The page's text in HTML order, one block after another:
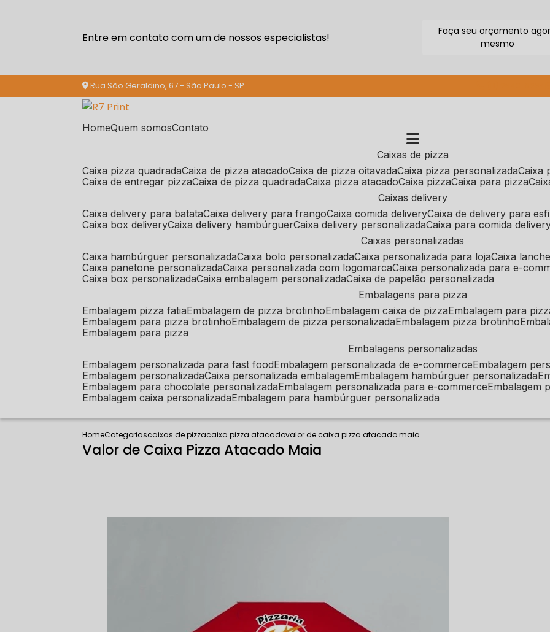
Entre em contato com um de nossos especialistas!
Faça seu orçamento
mesmo
Rua São Geraldino, 67 - São Paulo - SP
Home Quem somos Contato
caixas de pizza
caixa pizza quadrada caixa de pizza atacado caixa de pizza oitavada caixa pizza personalizada
caixa de entregar pizza caixa de pizza quadrada caixa pizza atacado caixa pizza caixa para pizza
caixas delivery
caixa delivery para batata caixa delivery para frango caixa comida delivery caixa de delivery para
caixa box delivery caixa delivery hambúrguer caixa delivery personalizada caixa para comida
caixas personalizadas
caixa hambúrguer personalizada caixa bolo personalizada caixa personalizada para loja caixa
caixa panetone personalizada caixa personalizada com logomarca caixa personalizada para e-
caixa box personalizada caixa embalagem personalizada caixa de papelão personalizada
embalagens para pizza
embalagem pizza fatia embalagem de pizza brotinho embalagem caixa de pizza embalagem para
embalagem para pizza brotinho embalagem de pizza personalizada embalagem pizza brotinho
embalagem para pizza
embalagens personalizadas
embalagem personalizada para fast food embalagem personalizada de e-commerce embalagem
embalagem personalizada caixa personalizada embalagem embalagem hambúrguer personalizada
embalagem para chocolate personalizada embalagem personalizada para e-commerce embalagem
embalagem caixa personalizada embalagem para hambúrguer personalizada
HomeCategoriascaixas de pizzacaixa pizza atacadovalor de caixa pizza atacado maia
Valor de Caixa Pizza Atacado Maia